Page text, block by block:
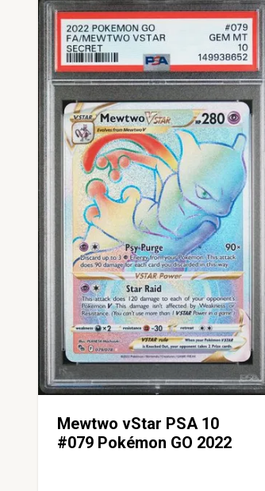
Mewtwo vStar PSA 10
#079 Pokémon GO 2022